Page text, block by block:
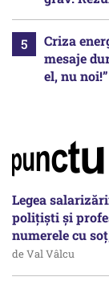
Criza
mesaje
el, nu
Legea
polițiști și
numerele cu
de Val Vâlcu